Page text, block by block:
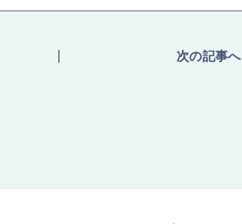
次の記事へ